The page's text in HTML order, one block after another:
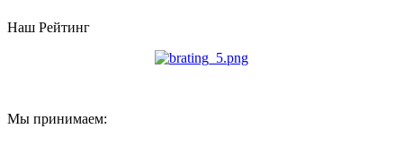
Наш Рейтинг
Мы принимаем: